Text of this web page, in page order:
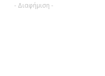
- Διαφήμιση -